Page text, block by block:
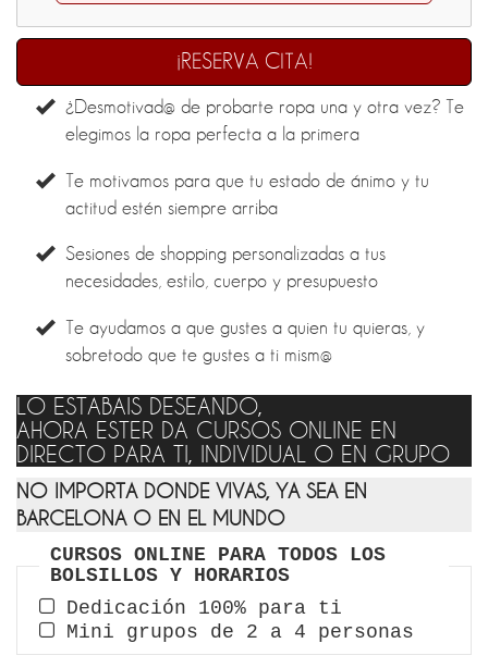
¡RESERVA CITA!
¿Desmotivad@ de probarte ropa una y otra vez? Te
elegimos la ropa perfecta a la primera
Te motivamos para que tu estado de ánimo y tu
actitud estén siempre arriba
Sesiones de shopping personalizadas a tus
necesidades, estilo, cuerpo y presupuesto
Te ayudamos a que gustes a quien tu quieras, y
sobretodo que te gustes a ti mism@
LO ESTABAIS DESEANDO,
AHORA ESTER DA CURSOS ONLINE EN
DIRECTO PARA TI, INDIVIDUAL O EN GRUPO
NO IMPORTA DONDE VIVAS, YA SEA EN
BARCELONA O EN EL MUNDO
CURSOS ONLINE PARA TODOS LOS
BOLSILLOS Y HORARIOS
Dedicación 100% para ti
Mini grupos de 2 a 4 personas